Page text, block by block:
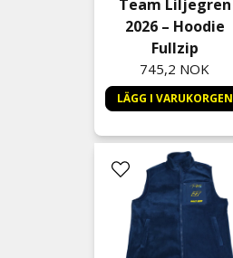
Team Liljegren
2026 – Hoodie
Fullzip
745,2 NOK
LÄGG I VARUKORGEN